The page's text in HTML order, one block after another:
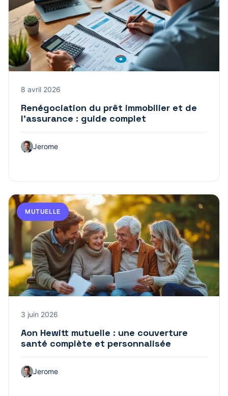
8 avril 2026
Renégociation du prêt immobilier et de
l’assurance : guide complet
Jerome
MUTUELLE
3 juin 2026
Aon Hewitt mutuelle : une couverture
santé complète et personnalisée
Jerome